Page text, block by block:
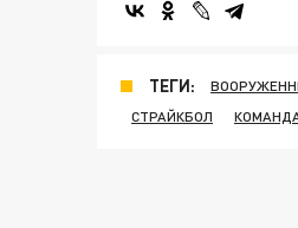
ТЕГИ:
СТРАЙКБОЛ